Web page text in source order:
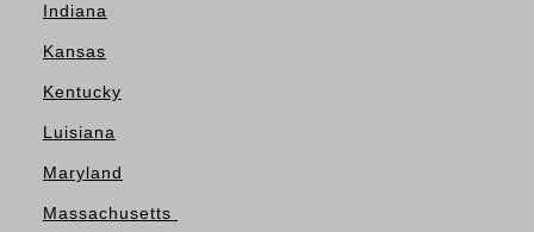
Indiana
Kansas
Kentucky
Luisiana
Maryland
Massachusetts